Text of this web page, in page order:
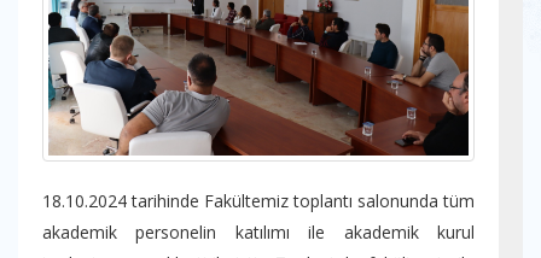
18.10.2024 tarihinde Fakültemiz toplantı salonunda tüm
akademik personelin katılımı ile akademik kurul